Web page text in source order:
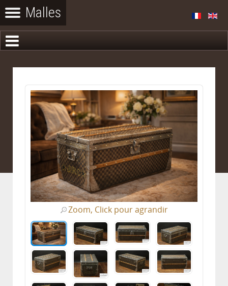
Zoom, Click pour agrandir